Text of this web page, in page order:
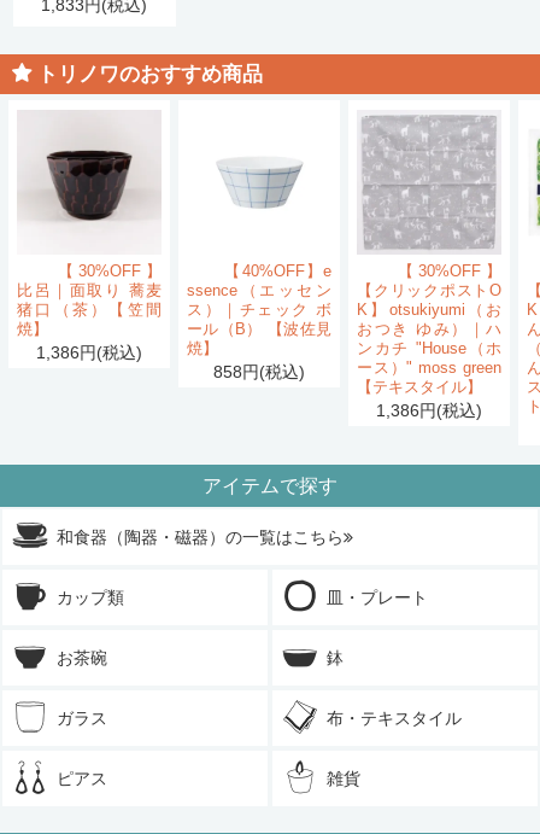
1,833円(税込)
トリノワのおすすめ商品
【30%OFF】
比呂｜面取り 蕎麦
猪口（茶）【笠間
焼】
1,386円(税込)
【40%OFF】e
ssence（エッセン
ス）｜チェック ボ
ール（B） 【波佐見
焼】
858円(税込)
【30%OFF】
【クリックポストO
K】otsukiyumi（お
おつき ゆみ）｜ハ
ンカチ "House（ホ
ース）" moss green
【テキスタイル】
1,386円(税込)
アイテムで探す
和食器（陶器・磁器）の一覧はこちら
カップ類 皿・プレート
お茶碗 鉢
ガラス 布・テキスタイル
ピアス 雑貨